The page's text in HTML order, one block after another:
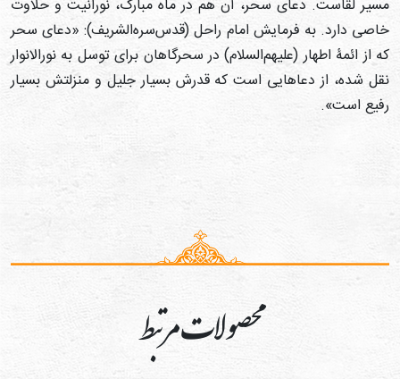
مسیر لقاست. دعای سحر، آن هم در ماه مبارک، نورانیت و حلاوت
خاصی دارد. به فرمایش امام راحل (قدس‌سره‌الشریف): «دعای سحر
که از ائمۀ اطهار (علیهم‌السلام) در سحرگاهان برای توسل به نورالانوار
نقل شده، از دعاهایی است که قدرش بسیار جلیل و منزلتش بسیار
رفیع است».
محصولات مرتبط